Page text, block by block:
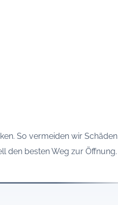
So vermeiden wir
den besten Weg zur Öffnung.